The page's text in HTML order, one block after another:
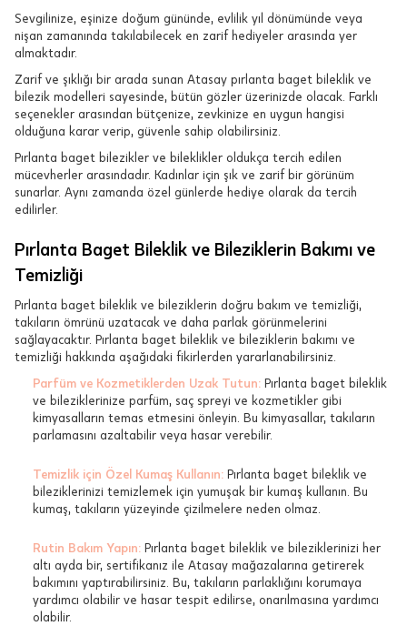
Sevgilinize, eşinize doğum gününde, evlilik yıl dönümünde veya
nişan zamanında takılabilecek en zarif hediyeler arasında yer
almaktadır.
Zarif ve şıklığı bir arada sunan Atasay pırlanta baget bileklik ve
bilezik modelleri sayesinde, bütün gözler üzerinizde olacak. Farklı
seçenekler arasından bütçenize, zevkinize en uygun hangisi
olduğuna karar verip, güvenle sahip olabilirsiniz.
Pırlanta baget bilezikler ve bileklikler oldukça tercih edilen
mücevherler arasındadır. Kadınlar için şık ve zarif bir görünüm
sunarlar. Aynı zamanda özel günlerde hediye olarak da tercih
edilirler.
Pırlanta Baget Bileklik ve Bileziklerin Bakımı ve
Temizliği
Pırlanta baget bileklik ve bileziklerin doğru bakım ve temizliği,
takıların ömrünü uzatacak ve daha parlak görünmelerini
sağlayacaktır. Pırlanta baget bileklik ve bileziklerin bakımı ve
temizliği hakkında aşağıdaki fikirlerden yararlanabilirsiniz.
Parfüm ve Kozmetiklerden Uzak Tutun: Pırlanta baget bileklik
ve bileziklerinize parfüm, saç spreyi ve kozmetikler gibi
kimyasalların temas etmesini önleyin. Bu kimyasallar, takıların
parlamasını azaltabilir veya hasar verebilir.
Temizlik için Özel Kumaş Kullanın: Pırlanta baget bileklik ve
bileziklerinizi temizlemek için yumuşak bir kumaş kullanın. Bu
kumaş, takıların yüzeyinde çizilmelere neden olmaz.
Rutin Bakım Yapın: Pırlanta baget bileklik ve bileziklerinizi her
altı ayda bir, sertifikanız ile Atasay mağazalarına getirerek
bakımını yaptırabilirsiniz. Bu, takıların parlaklığını korumaya
yardımcı olabilir ve hasar tespit edilirse, onarılmasına yardımcı
olabilir.